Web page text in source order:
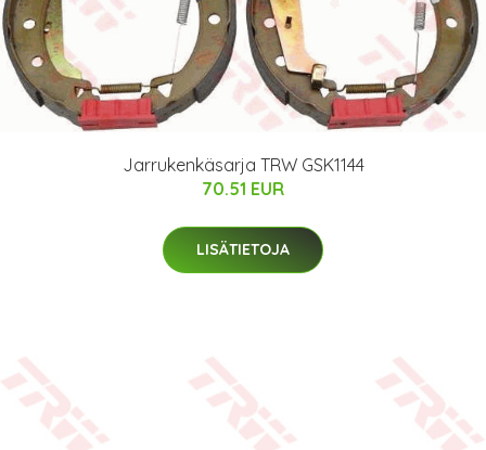
Jarrukenkäsarja TRW GSK1144
70.51 EUR
LISÄTIETOJA